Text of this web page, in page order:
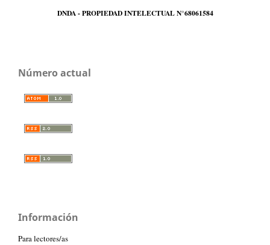
DNDA - PROPIEDAD INTELECTUAL N°68061584
Número actual
Información
Para lectores/as